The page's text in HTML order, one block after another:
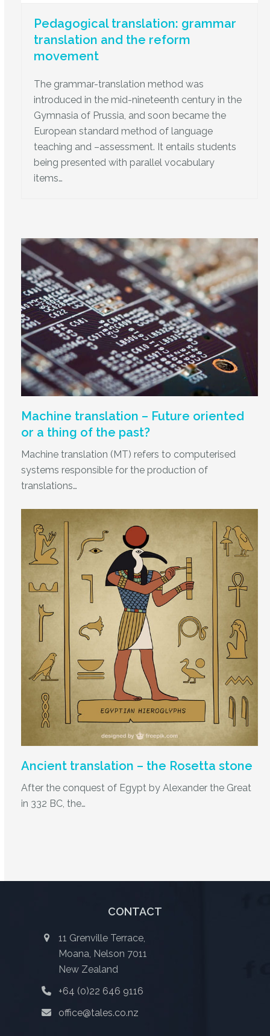
Pedagogical translation: grammar
translation and the reform
movement
The grammar-translation method was
introduced in the mid-nineteenth century in the
Gymnasia of Prussia, and soon became the
European standard method of language
teaching and –assessment. It entails students
being presented with parallel vocabulary
items…
Machine translation – Future oriented
or a thing of the past?
Machine translation (MT) refers to computerised
systems responsible for the production of
translations…
Ancient translation – the Rosetta stone
After the conquest of Egypt by Alexander the Great
in 332 BC, the…
CONTACT
11 Grenville Terrace,
Moana, Nelson 7011
New Zealand
+64 (0)22 646 9116
office@tales.co.nz